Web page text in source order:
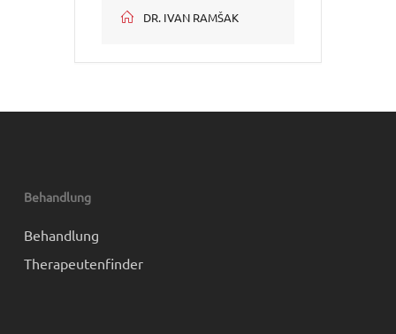
DR. IVAN RAMŠAK
Behandlung
Behandlung
Therapeutenfinder